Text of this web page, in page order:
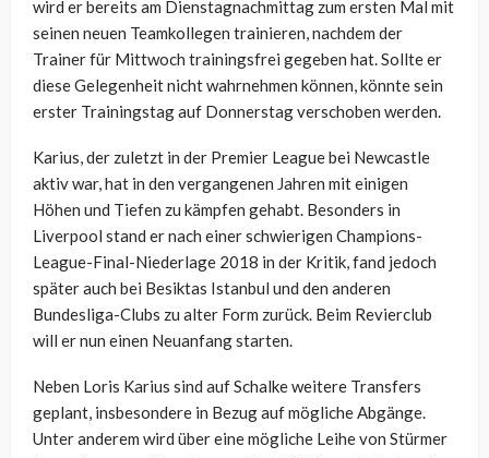
wird er bereits am Dienstagnachmittag zum ersten Mal mit
seinen neuen Teamkollegen trainieren, nachdem der
Trainer für Mittwoch trainingsfrei gegeben hat. Sollte er
diese Gelegenheit nicht wahrnehmen können, könnte sein
erster Trainingstag auf Donnerstag verschoben werden.
Karius, der zuletzt in der Premier League bei Newcastle
aktiv war, hat in den vergangenen Jahren mit einigen
Höhen und Tiefen zu kämpfen gehabt. Besonders in
Liverpool stand er nach einer schwierigen Champions-
League-Final-Niederlage 2018 in der Kritik, fand jedoch
später auch bei Besiktas Istanbul und den anderen
Bundesliga-Clubs zu alter Form zurück. Beim Revierclub
will er nun einen Neuanfang starten.
Neben Loris Karius sind auf Schalke weitere Transfers
geplant, insbesondere in Bezug auf mögliche Abgänge.
Unter anderem wird über eine mögliche Leihe von Stürmer